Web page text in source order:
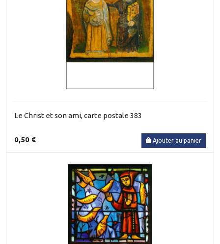
Le Christ et son ami, carte postale 383
0,50 € Ajouter au panier